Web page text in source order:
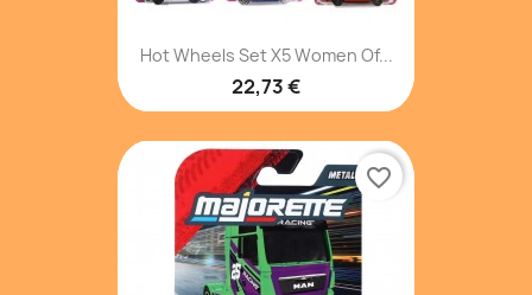
Hot Wheels Set X5 Women Of...
22,73 €
favorite_border